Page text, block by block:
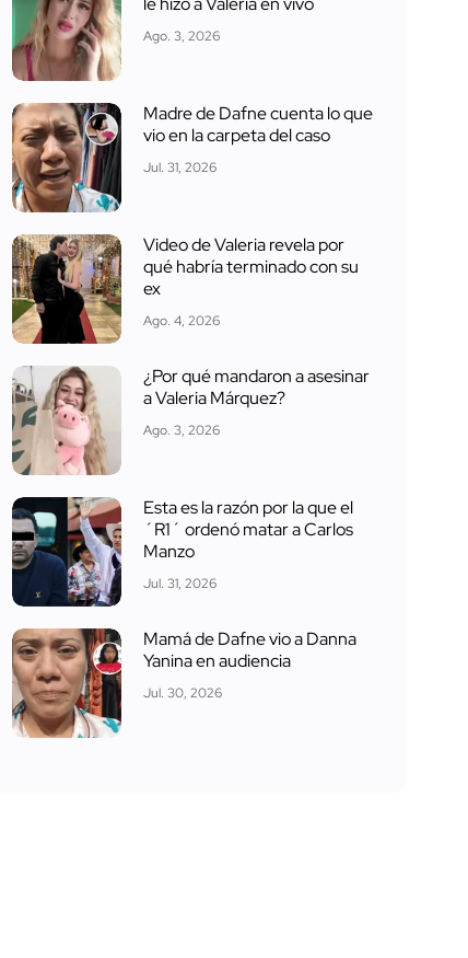
Ago. 3, 2026
Madre de Dafne cuenta lo que
vio en la carpeta del caso
Jul. 31, 2026
Video de Valeria revela por
qué habría terminado con su
ex
Ago. 4, 2026
¿Por qué mandaron a asesinar
a Valeria Márquez?
Ago. 3, 2026
Esta es la razón por la que el
´R1´ ordenó matar a Carlos
Manzo
Jul. 31, 2026
Mamá de Dafne vio a Danna
Yanina en audiencia
Jul. 30, 2026